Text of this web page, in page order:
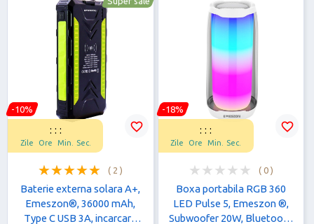
-10%
Baterie externa solara A+,
Emeszon®, 36000 mAh,
Type C USB 3A, incarcare
: : :
Zile Ore Min. Sec.
( 2 )
favorite_border
-18%
Boxa portabila RGB 360
LED Pulse 5, Emeszon ®,
Subwoofer 20W, Bluetooth
: : :
Zile Ore Min. Sec.
( 0 )
favorite_border